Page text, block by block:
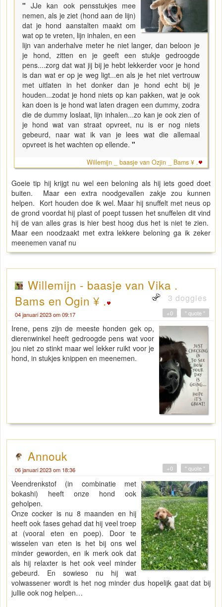
"JJe kan ook pensstukjes mee
nemen, als je ziet (hond aan de lijn)
dat je hond aanstalten maakt om
wat op te vreten, lijn inhalen, en een
lijn van anderhalve meter he niet langer, dan beloon je
je hond, zitten en je geeft een stukje gedroogde
pens....zorg dat wat jij bij je hebt lekkerder voor je hond
is dan wat er op je weg ligt...en als je het niet vertrouw
met uitlaten in het donker dan je hond echt bij je
houden...zodat je hond niets op kan pakken, wat je ook
kan doen is je hond wat laten dragen een dummy, zodra
die de dummy loslaat, lijn inhalen...zo kan je ook zien of
je hond wat van straat opvreet, nu is er nog niets
gebeurd, naar wat ik van je lees wat die allemaal
opvreet is het wachten op ellende. "
Willemijn _ baasje van Ozjin _ Bams ¥ .
Goeie tip hij krijgt nu wel een beloning als hij iets goed doet
buiten. Maar een extra noodgevallen zakje zou kunnen
helpen. Kort houden doe ik wel. Maar hij snuffelt met neus op
de grond voordat hij plast of poept tussen het snuffelen dit vind
hij de van alles gras is hier best hoog dus het is niet te zien.
Maar een noodzaakt met extra lekkere beloning ga ik zeker
meenemen vanaf nu
Willemijn - baasje van Vika .
Bams en Ogin ¥ .
3 doggies
04 januari 2023 om 09:17 " quote "
+0
Irene, pens zijn de meeste honden gek op,
dierenwinkel heeft gedroogde pens wat voor
jou niet zo stinkt maar wel lekker ruikt voor je
hond, in stukjes knippen en meenemen.
Annouk
06 januari 2023 om 18:36 " quote "
+0
Veendrenkstof (in combinatie met
bokashi) heeft onze hond ook
geholpen.
Onze cocker is nu 8 maanden en hij
heeft ook fases gehad dat hij veel troep
at (vooral eten en poep). Door te
wisselen van eten is het bij ons wel
minder geworden, en ik merk ook dat
als hij relaxter is het ook veel minder
gebeurd. En sowieso nu hij wat
volwassener wordt is het nog minder dus hopelijk gaat dat bij
jullie ook nog helpen…